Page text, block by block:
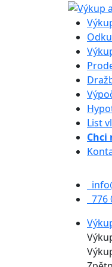
List
Chci
776